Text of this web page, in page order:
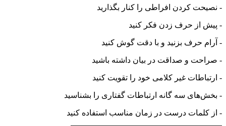
- نصیحت کردن افراطی را کنار بگذارید
- پیش از حرف زدن فکر کنید
- آرام حرف بزنید و با دقت گوش کنید
- صراحت و صداقت در بیان داشته باشید
- ارتباطات غیر کلامی خود را تقویت کنید
- بخش‌های سه گانه ارتباطات گفتاری را بشناسید
- از کلمات درست در زمان مناسب استفاده کنید